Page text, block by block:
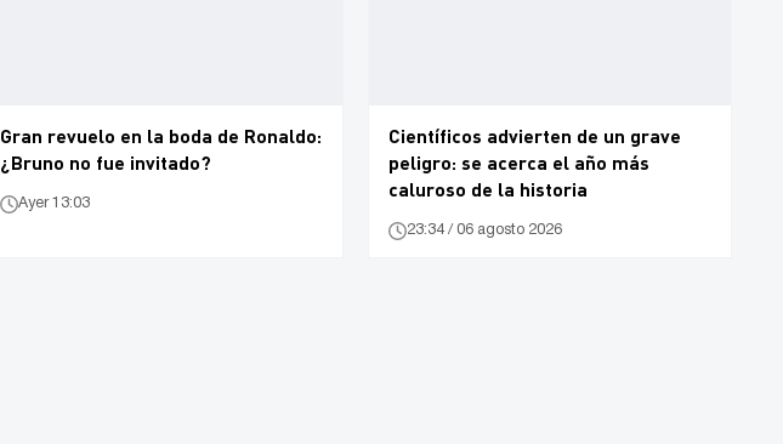
Gran revuelo en la boda de Ronaldo:
¿Bruno no fue invitado?
Ayer 13:03
Científicos advierten de un grave
peligro: se acerca el año más
caluroso de la historia
23:34 / 06 agosto 2026